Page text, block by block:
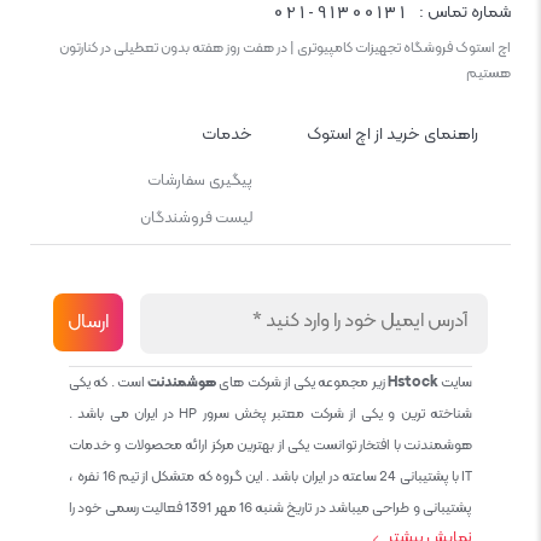
شماره تماس : 021-91300131
اچ استوک فروشگاه تجهیزات کامپیوتری | در هفت روز هفته بدون تعطیلی در کنارتون
هستیم
راهنمای خرید از اچ استوک خدمات
پیگیری سفارشات
لیست فروشندگان
سایتHstockزیر مجموعه یکی از شرکت هایهوشمندنتاست . که یکی
شناخته ترین و یکی از شرکت معتبر پخش سرور HP در ایران می باشد .
هوشمندنت با افتخار توانست یکی از بهترین مرکز ارائه محصولات و خدمات
IT با پشتیبانی 24 ساعته در ایران باشد . این گروه که متشکل از تیم 16 نفره ،
پشتیبانی و طراحی میباشد در تاریخ شنبه 16 مهر 1391 فعالیت رسمی خود را